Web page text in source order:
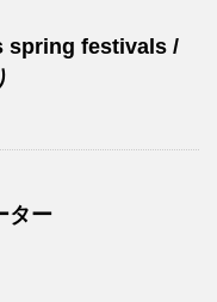
spring festivals /
ター